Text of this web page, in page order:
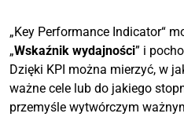
„Key Performance Indicator“
„Wskaźnik wydajności” i
Dzięki KPI można mierzyć, w
ważne cele lub do jakiego
przemyśle wytwórczym